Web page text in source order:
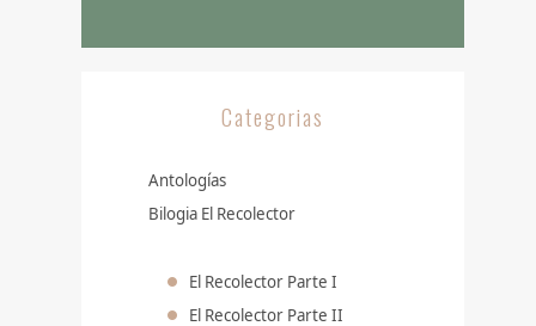
Categorias
Antologías
Bilogia El Recolector
El Recolector Parte I
El Recolector Parte II